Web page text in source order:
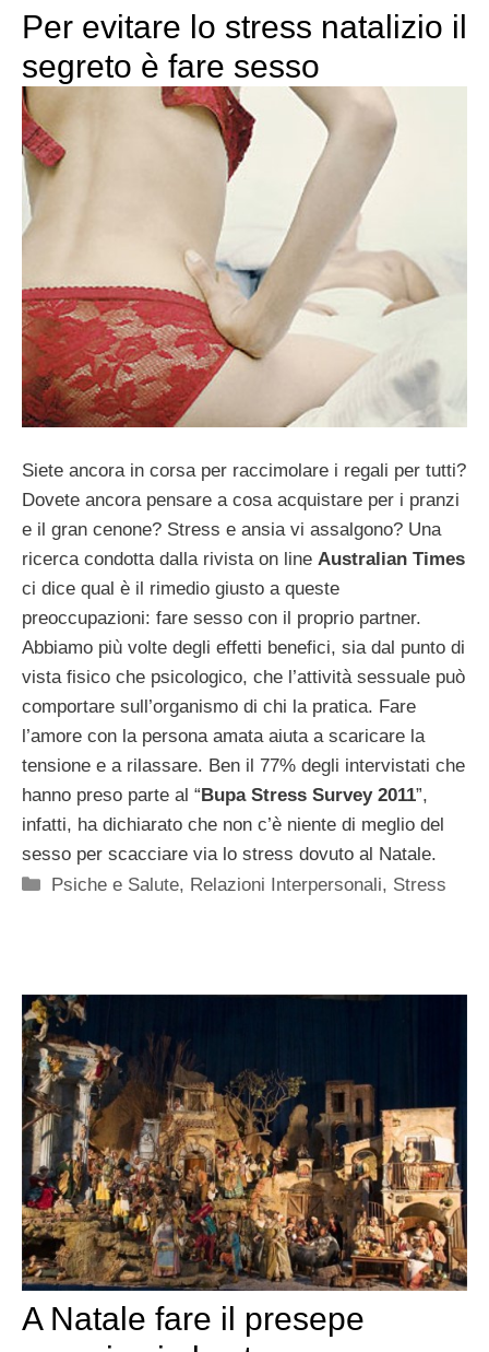
Per evitare lo stress natalizio il
segreto è fare sesso
Siete ancora in corsa per raccimolare i regali per tutti?
Dovete ancora pensare a cosa acquistare per i pranzi
e il gran cenone? Stress e ansia vi assalgono? Una
ricerca condotta dalla rivista on line Australian Times
ci dice qual è il rimedio giusto a queste
preoccupazioni: fare sesso con il proprio partner.
Abbiamo più volte degli effetti benefici, sia dal punto di
vista fisico che psicologico, che l’attività sessuale può
comportare sull’organismo di chi la pratica. Fare
l’amore con la persona amata aiuta a scaricare la
tensione e a rilassare. Ben il 77% degli intervistati che
hanno preso parte al “Bupa Stress Survey 2011”,
infatti, ha dichiarato che non c’è niente di meglio del
sesso per scacciare via lo stress dovuto al Natale.
Categorie
Psiche e Salute, Relazioni Interpersonali, Stress
A Natale fare il presepe